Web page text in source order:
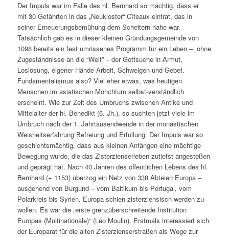
Der Impuls war im Falle des hl. Bernhard so mächtig, dass er
mit 30 Gefährten in das „Neukloster“ Cîteaux eintrat, das in
seiner Erneuerungsbemühung dem Scheitern nahe war.
Tatsächlich gab es in dieser kleinen Gründungsgemeinde von
1098 bereits ein fest umrissenes Programm für ein Leben – ohne
Zugeständnisse an die “Welt” – der Gottsuche in Armut,
Loslösung, eigener Hände Arbeit, Schweigen und Gebet.
Fundamentalismus also? Viel eher etwas, was heutigen
Menschen im asiatischen Mönchtum selbst-verständlich
erscheint. Wie zur Zeit des Umbruchs zwischen Antike und
Mittelalter der hl. Benedikt (6. Jh.), so suchten jetzt viele im
Umbruch nach der 1. Jahrtausendwende in der monastischen
Weisheitserfahrung Befreiung und Erfüllung. Der Impuls war so
geschichtsmächtig, dass aus kleinen Anfängen eine mächtige
Bewegung wurde, die das Zisterzienserleben zutiefst angestoßen
und geprägt hat. Nach 40 Jahren des öffentlichen Lebens des hl.
Bernhard (+ 1153) überzog ein Netz von 338 Abteien Europa –
ausgehend von Burgund – vom Baltikum bis Portugal, vom
Polarkreis bis Syrien. Europa schien zisterziensisch werden zu
wollen. Es war die „erste grenzüberschreitende Institution
Europas (Multinationale)“ (Léo Moulin). Erstmals interessiert sich
der Europarat für die alten Zisterzienserstraßen als Wege zur